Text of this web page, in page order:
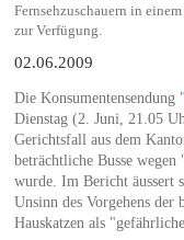
Fernsehzuschauern in
zur Verfügung.
02.06.2009
Die Konsumentensendung "
Dienstag (2. Juni, 21.05
Gerichtsfall aus dem
beträchtliche Busse
wurde. Im Bericht äussert
Unsinn des Vorgehens
Hauskatzen als